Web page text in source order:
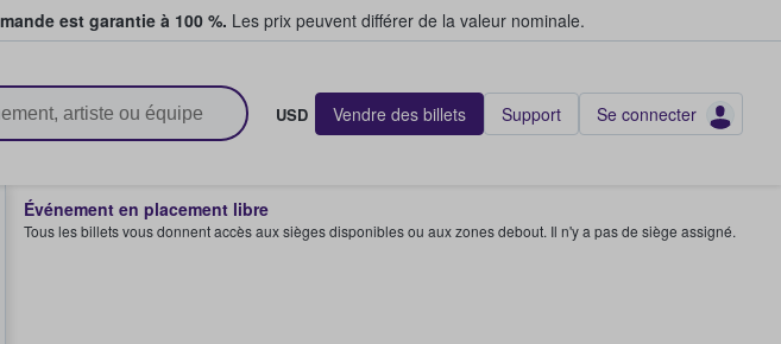
est garantie à 100 %. Les prix peuvent différer de la valeur nominale.
USD Vendre des billets Support Se connecter
Événement en placement libre
Tous les billets vous donnent accès aux sièges disponibles ou aux zones debout. Il n'y a pas de siège assigné.